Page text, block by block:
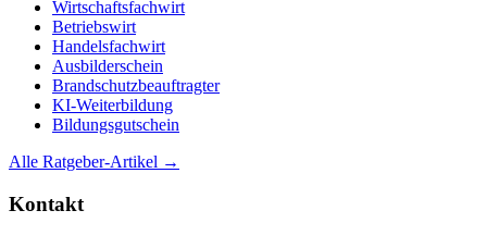
Wirtschaftsfachwirt
Betriebswirt
Handelsfachwirt
Ausbilderschein
Brandschutzbeauftragter
KI-Weiterbildung
Bildungsgutschein
Alle Ratgeber-Artikel →
Kontakt